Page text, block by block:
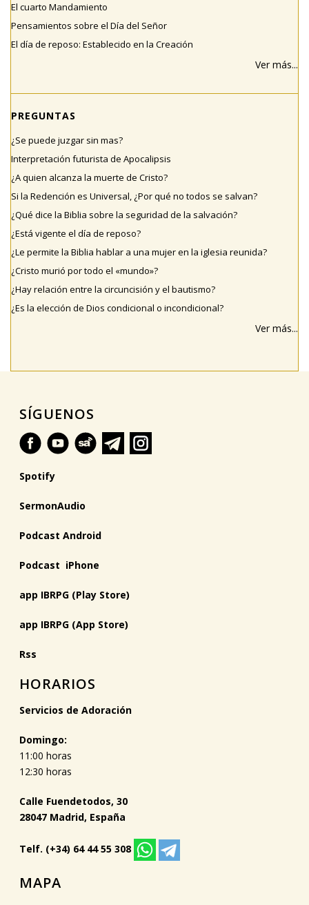
El cuarto Mandamiento
Pensamientos sobre el Día del Señor
El día de reposo: Establecido en la Creación
Ver más...
PREGUNTAS
¿Se puede juzgar sin mas?
Interpretación futurista de Apocalipsis
¿A quien alcanza la muerte de Cristo?
Si la Redención es Universal, ¿Por qué no todos se salvan?
¿Qué dice la Biblia sobre la seguridad de la salvación?
¿Está vigente el día de reposo?
¿Le permite la Biblia hablar a una mujer en la iglesia reunida?
¿Cristo murió por todo el «mundo»?
¿Hay relación entre la circuncisión y el bautismo?
¿Es la elección de Dios condicional o incondicional?
Ver más...
SÍGUENOS
Spotify
SermonAudio
Podcast Android
Podcast iPhone
app IBRPG (Play Store)
app IBRPG (App Store)
Rss
HORARIOS
Servicios de Adoración
Domingo:
11:00 horas
12:30 horas
Calle Fuendetodos, 30
28047 Madrid, España
Telf. (+34) 64 44 55 308
MAPA